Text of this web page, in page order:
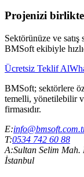
Projenizi
Sektörünüze ve
BMSoft ekibiyle
Ücretsiz Teklif Al
BMSoft; sektörlere
temelli, yönetilebilir
firmasıdır.
E:
T:0534 742 60 88
A:Sultan Selim Mah.
İstanbul